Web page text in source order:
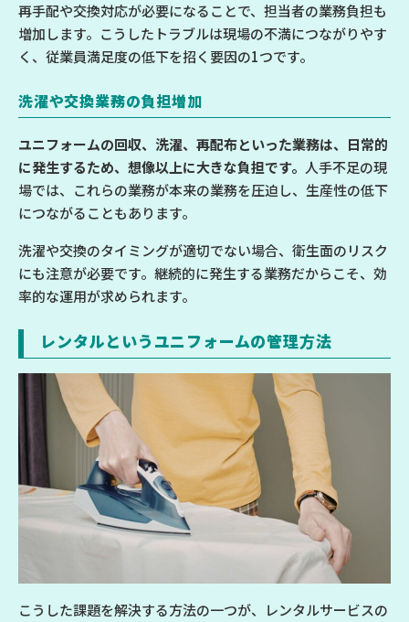
再手配や交換対応が必要になることで、担当者の業務負担も
増加します。こうしたトラブルは現場の不満につながりやす
く、従業員満足度の低下を招く要因の1つです。
洗濯や交換業務の負担増加
ユニフォームの回収、洗濯、再配布といった業務は、日常的
に発生するため、想像以上に大きな負担です。 人手不足の現
場では、これらの業務が本来の業務を圧迫し、生産性の低下
につながることもあります。
洗濯や交換のタイミングが適切でない場合、衛生面のリスク
にも注意が必要です。継続的に発生する業務だからこそ、効
率的な運用が求められます。
レンタルというユニフォームの管理方法
こうした課題を解決する方法の一つが、レンタルサービスの